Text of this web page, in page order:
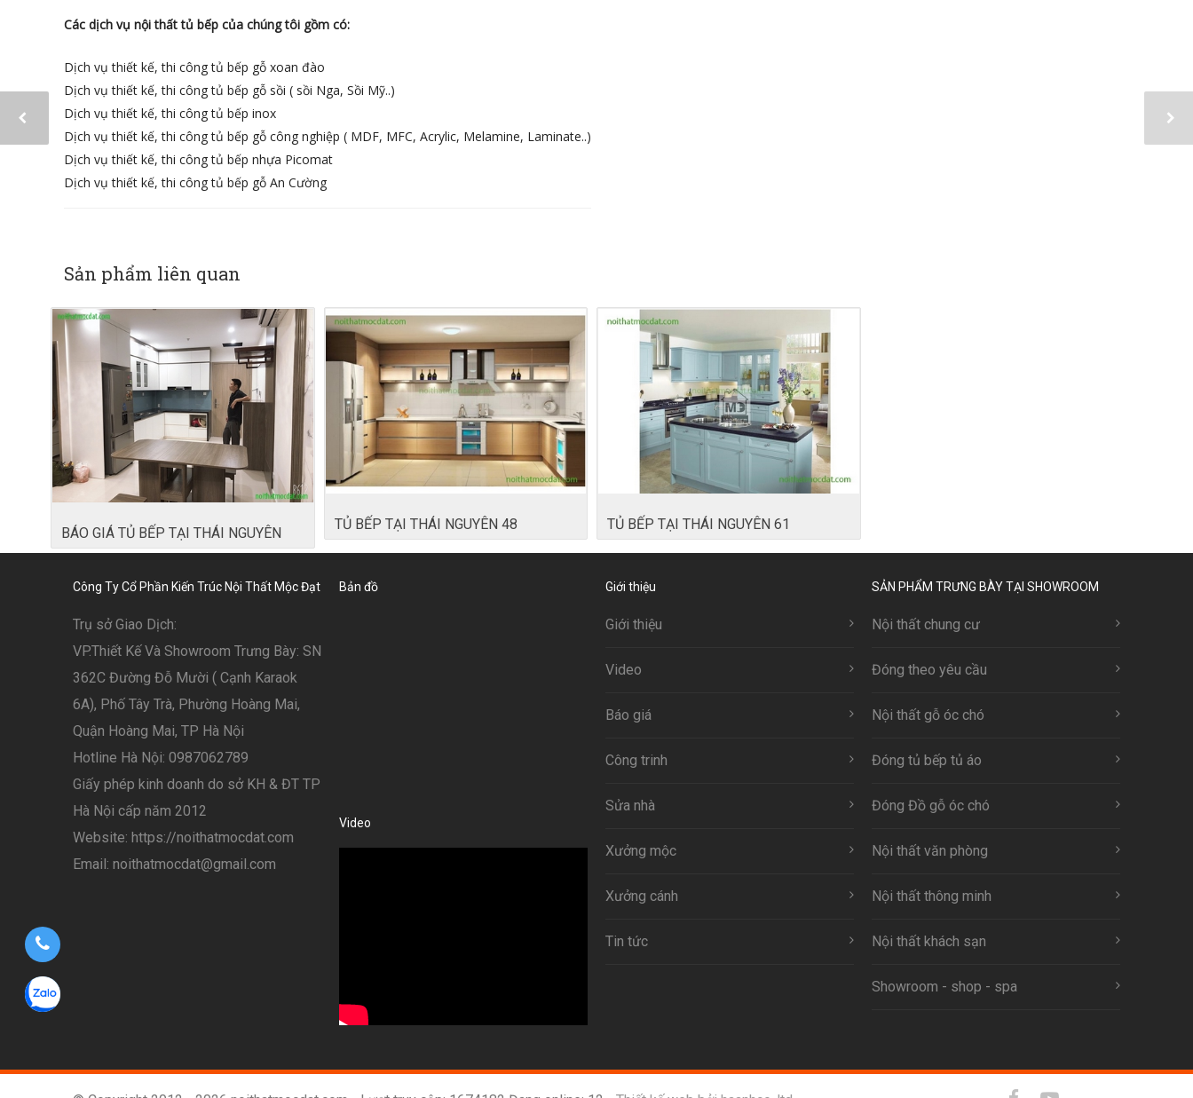
Các dịch vụ nội thất tủ bếp của chúng tôi gồm có:
Dịch vụ thiết kế, thi công tủ bếp gỗ xoan đào
Dịch vụ thiết kế, thi công tủ bếp gỗ sồi ( sồi Nga, Sồi Mỹ..)
Dịch vụ thiết kế, thi công tủ bếp inox
Dịch vụ thiết kế, thi công tủ bếp gỗ công nghiệp ( MDF, MFC, Acrylic, Melamine, Laminate..)
Dịch vụ thiết kế, thi công tủ bếp nhựa Picomat
Dịch vụ thiết kế, thi công tủ bếp gỗ An Cường
Sản phẩm liên quan
BÁO GIÁ TỦ BẾP TẠI THÁI NGUYÊN
TỦ BẾP TẠI THÁI NGUYÊN 48 TỦ BẾP TẠI THÁI NGUYÊN 61
Công Ty Cổ Phần Kiến Trúc Nội Thất Mộc Đạt
Trụ sở Giao Dịch:
VP.Thiết Kế Và Showroom Trưng Bày: SN
362C Đường Đỗ Mười ( Cạnh Karaok
6A), Phố Tây Trà, Phường Hoàng Mai,
Quận Hoàng Mai, TP Hà Nội
Hotline Hà Nội: 0987062789
Giấy phép kinh doanh do sở KH & ĐT TP
Hà Nội cấp năm 2012
Website: https://noithatmocdat.com
Email: noithatmocdat@gmail.com
Bản đồ
Video
Giới thiệu
Giới thiệu
Video
Báo giá
Công trinh
Sửa nhà
Xưởng mộc
Xưởng cánh
Tin tức
SẢN PHẨM TRƯNG BÀY TẠI SHOWROOM
Nội thất chung cư
Đóng theo yêu cầu
Nội thất gỗ óc chó
Đóng tủ bếp tủ áo
Đóng Đồ gỗ óc chó
Nội thất văn phòng
Nội thất thông minh
Nội thất khách sạn
Showroom - shop - spa